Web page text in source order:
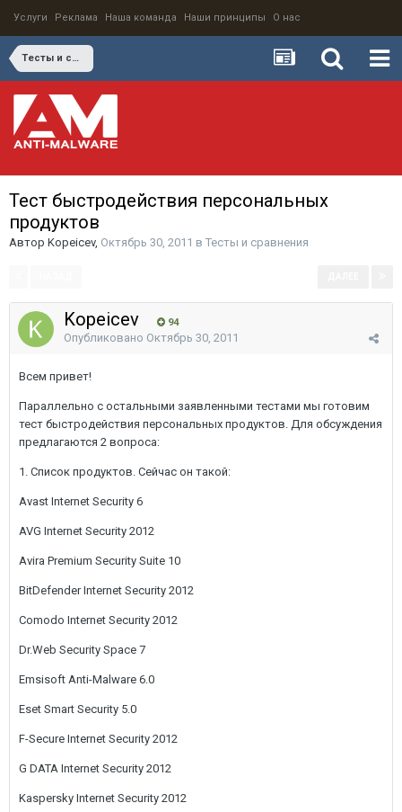
Услуги Реклама Наша команда Наши принципы О нас
Тесты и сравнения
Тест быстродействия персональных
продуктов
Автор Kopeicev, Октябрь 30, 2011 в Тесты и сравнения
Kopeicev 94
Опубликовано Октябрь 30, 2011
Всем привет!
Параллельно с остальными заявленными тестами мы готовим
тест быстродействия персональных продуктов. Для обсуждения
предлагаются 2 вопроса:
1. Список продуктов. Сейчас он такой:
Avast Internet Security 6
AVG Internet Security 2012
Avira Premium Security Suite 10
BitDefender Internet Security 2012
Comodo Internet Security 2012
Dr.Web Security Space 7
Emsisoft Anti-Malware 6.0
Eset Smart Security 5.0
F-Secure Internet Security 2012
G DATA Internet Security 2012
Kaspersky Internet Security 2012